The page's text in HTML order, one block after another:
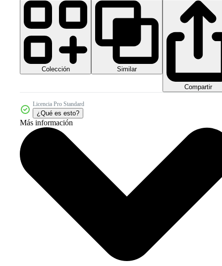
Colección Similar
Compartir
Licencia Pro Standard
¿Qué es esto?
Más información